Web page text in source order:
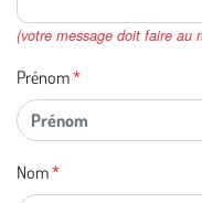
(votre message doit faire au
Prénom
Nom